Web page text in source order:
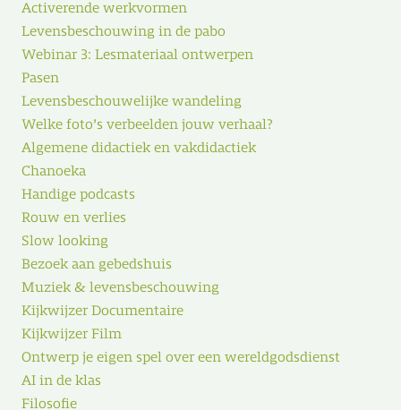
Activerende werkvormen
Levensbeschouwing in de pabo
Webinar 3: Lesmateriaal ontwerpen
Pasen
Levensbeschouwelijke wandeling
Welke foto’s verbeelden jouw verhaal?
Algemene didactiek en vakdidactiek
Chanoeka
Handige podcasts
Rouw en verlies
Slow looking
Bezoek aan gebedshuis
Muziek & levensbeschouwing
Kijkwijzer Documentaire
Kijkwijzer Film
Ontwerp je eigen spel over een wereldgodsdienst
AI in de klas
Filosofie